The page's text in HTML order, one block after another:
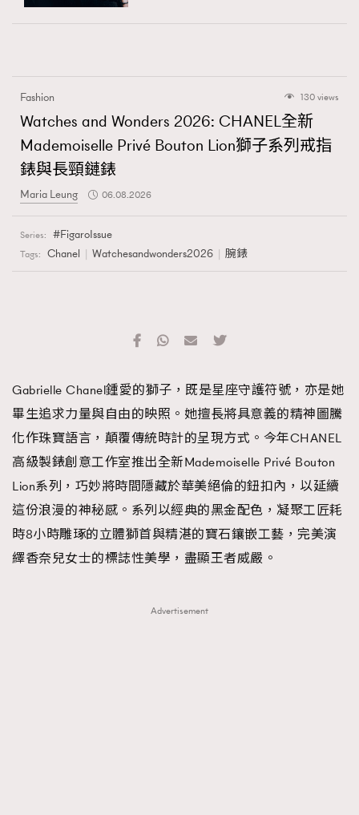
Fashion 130 views
Watches and Wonders 2026: CHANEL全新
Mademoiselle Privé Bouton Lion獅子系列戒指
錶與長頸鏈錶
Maria Leung 06.08.2026
Series: FigaroIssue
Tags: Chanel Watchesandwonders2026 腕錶
Gabrielle Chanel鍾愛的獅子，既是星座守護符號，亦是她
畢生追求力量與自由的映照。她擅長將具意義的精神圖騰
化作珠寶語言，顛覆傳統時計的呈現方式。今年CHANEL
高級製錶創意工作室推出全新Mademoiselle Privé Bouton
Lion系列，巧妙將時間隱藏於華美絕倫的鈕扣內，以延續
這份浪漫的神秘感。系列以經典的黑金配色，凝聚工匠耗
時8小時雕琢的立體獅首與精湛的寶石鑲嵌工藝，完美演
繹香奈兒女士的標誌性美學，盡顯王者威嚴。
Advertisement